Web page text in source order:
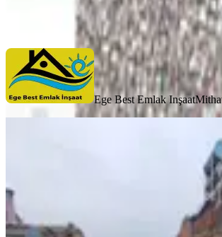
Ege Best Emlak Inşaat Mithat Kıylık
Ege Best Emlak Inşaat
Çimentepe De Satılık
İçerisinde Merkezi
Konak, 1.kadriye Mahallesi
Elektrik Hattı,
11.01.2026